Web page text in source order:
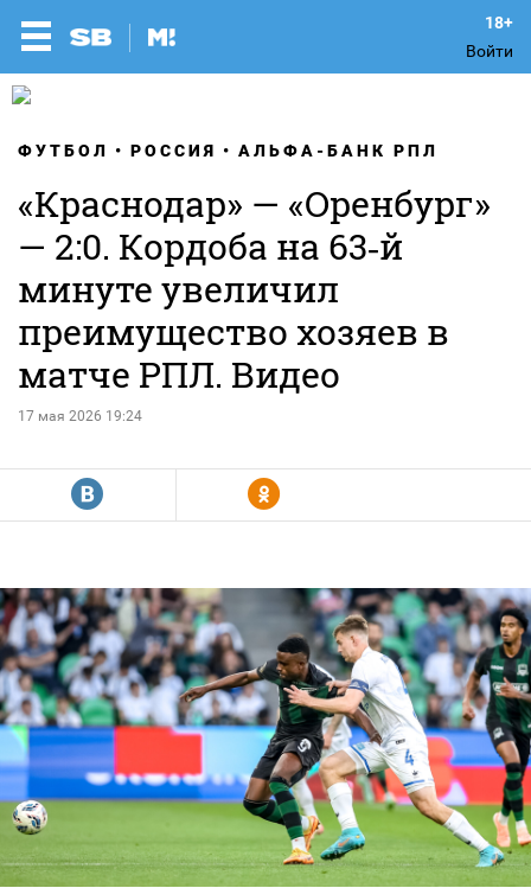
Войти
ФУТБОЛ РОССИЯ АЛЬФА-БАНК РПЛ
«Краснодар» — «Оренбург»
— 2:0. Кордоба на 63‑й
минуте увеличил
преимущество хозяев в
матче РПЛ. Видео
17 мая 2026 19:24
R Y